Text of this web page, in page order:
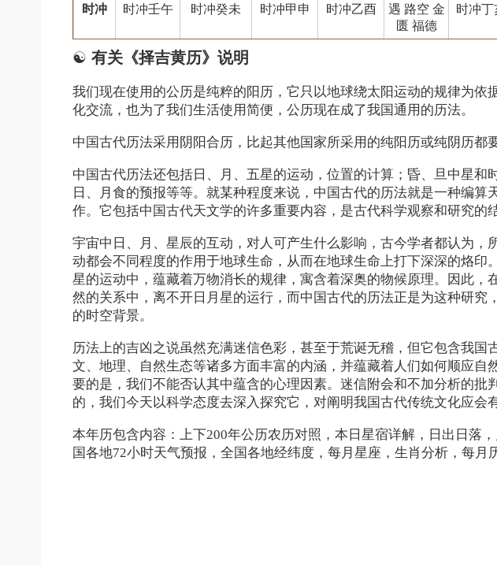
时冲 时冲壬午 时冲癸未 时冲甲申 时冲乙酉
遇 路空 金
匮 福德
时冲丁
☯ 有关《择吉黄历》说明
我们现在使用的公历是纯粹的阳历，它只以地球绕太阳运动的规律为
化交流，也为了我们生活使用简便，公历现在成了我国通用的历法。
中国古代历法采用阴阳合历，比起其他国家所采用的纯阳历或纯阴历都
中国古代历法还包括日、月、五星的运动，位置的计算；昏、旦中星和
日、月食的预报等等。就某种程度来说，中国古代的历法就是一种编算
作。它包括中国古代天文学的许多重要内容，是古代科学观察和研究的结
宇宙中日、月、星辰的互动，对人可产生什么影响，古今学者都认为，
动都会不同程度的作用于地球生命，从而在地球生命上打下深深的烙印
星的运动中，蕴藏着万物消长的规律，寓含着深奥的物候原理。因此，
然的关系中，离不开日月星的运行，而中国古代的历法正是为这种研究
的时空背景。
历法上的吉凶之说虽然充满迷信色彩，甚至于荒诞无稽，但它包含我国
文、地理、自然生态等诸多方面丰富的内涵，并蕴藏着人们如何顺应自
要的是，我们不能否认其中蕴含的心理因素。迷信附会和不加分析的批
的，我们今天以科学态度去深入探究它，对阐明我国古代传统文化应会
本年历包含内容：上下200年公历农历对照，本日星宿详解，日出日落
国各地72小时天气预报，全国各地经纬度，每月星座，生肖分析，每月